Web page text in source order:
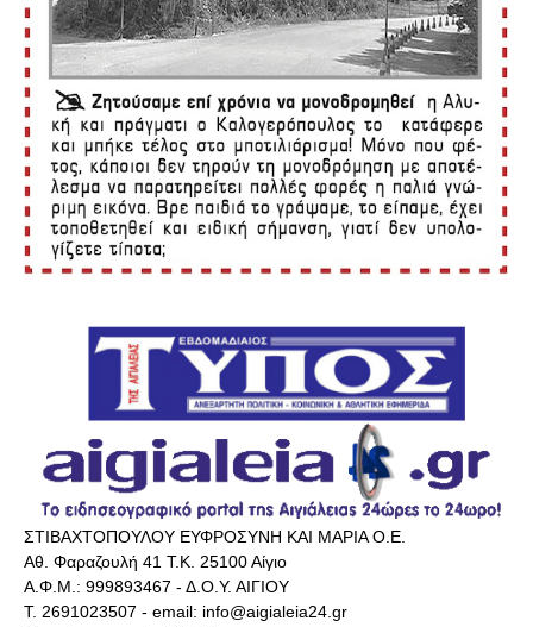
ΣΤΙΒΑΧΤΟΠΟΥΛΟΥ ΕΥΦΡΟΣΥΝΗ ΚΑΙ ΜΑΡΙΑ Ο.Ε.
Αθ. Φαραζουλή 41 Τ.Κ. 25100 Αίγιο
Α.Φ.Μ.: 999893467 - Δ.Ο.Υ. ΑΙΓΙΟΥ
Τ. 2691023507 - email: info@aigialeia24.gr